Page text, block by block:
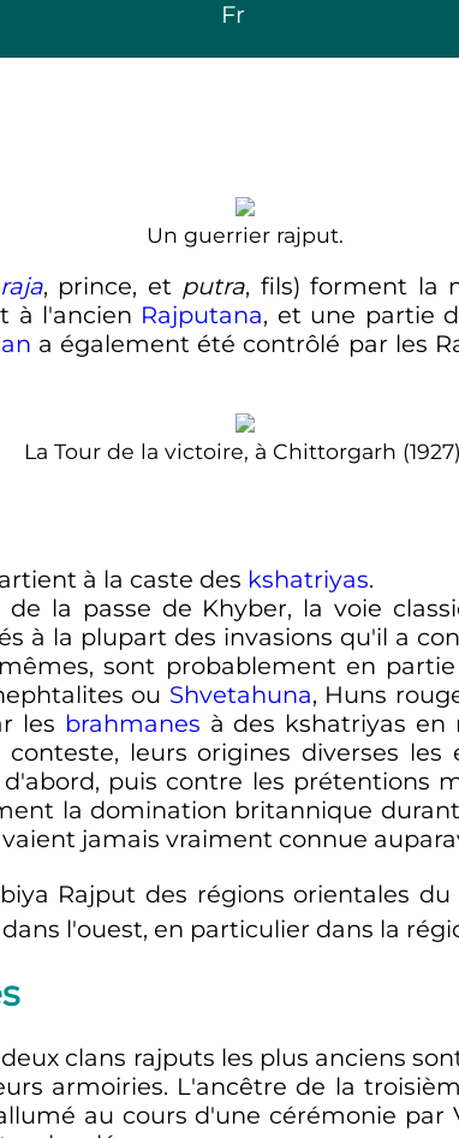
Fr
Un guerrier rajput.
raja, prince, et putra, fils) forment la
à l'ancien Rajputana, et une partie
a également été contrôlé par les
La Tour de la victoire, à Chittorgarh
à la caste des kshatriyas.
la passe de Khyber, la voie
à la plupart des invasions qu'il a
sont probablement en
ou Shvetahuna, Huns
les brahmanes à des kshatriyas
leurs origines diverses
puis contre les prétentions
la domination britannique
jamais vraiment connue
Rajput des régions orientales du
l'ouest, en particulier dans la
clans rajputs les plus anciens
armoiries. L'ancêtre de la
au cours d'une cérémonie